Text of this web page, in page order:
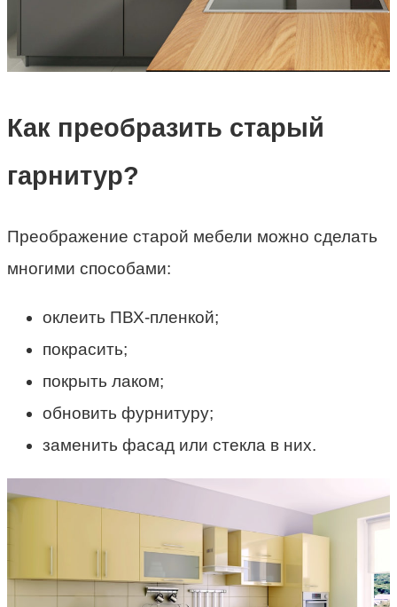
Как преобразить старый
гарнитур?
Преображение старой мебели можно сделать
многими способами:
оклеить ПВХ-пленкой;
покрасить;
покрыть лаком;
обновить фурнитуру;
заменить фасад или стекла в них.